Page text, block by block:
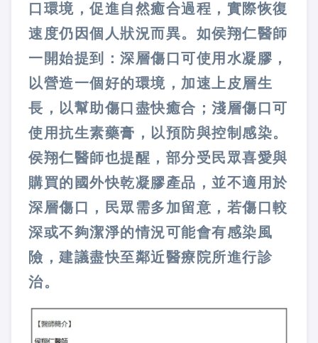
口環境，促進自然癒合過程，實際恢復
速度仍因個人狀況而異。如侯翔仁醫師
一開始提到：深層傷口可使用水凝膠，
以營造一個好的環境，加速上皮層生
長，以幫助傷口盡快癒合；淺層傷口可
使用抗生素藥膏，以預防與控制感染。
侯翔仁醫師也提醒，部分受民眾喜愛與
購買的國外快乾凝膠產品，並不適用於
深層傷口，民眾需多加留意，若傷口較
深或不夠潔淨的情況可能會有感染風
險，建議盡快至鄰近醫療院所進行診
治。